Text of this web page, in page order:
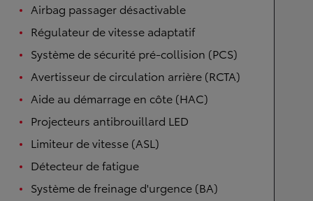
Airbag passager désactivable
Régulateur de vitesse adaptatif
Système de sécurité pré-collision (PCS)
Avertisseur de circulation arrière (RCTA)
Aide au démarrage en côte (HAC)
Projecteurs antibrouillard LED
Limiteur de vitesse (ASL)
Détecteur de fatigue
Système de freinage d'urgence (BA)